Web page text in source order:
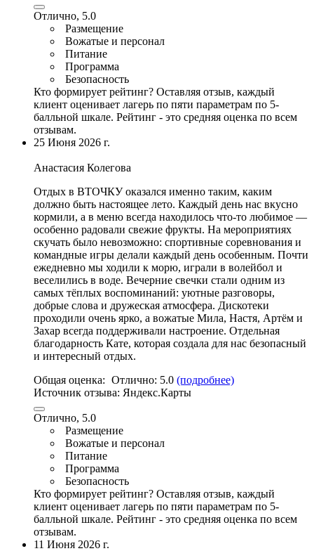
Отлично, 5.0
Размещение
Вожатые и персонал
Питание
Программа
Безопасность
Кто формирует рейтинг? Оставляя отзыв, каждый
клиент оценивает лагерь по пяти параметрам по 5-
балльной шкале. Рейтинг - это средняя оценка по всем
отзывам.
25 Июня 2026 г.
Анастасия Колегова
Отдых в ВТОЧКУ оказался именно таким, каким
должно быть настоящее лето. Каждый день нас вкусно
кормили, а в меню всегда находилось что-то любимое —
особенно радовали свежие фрукты. На мероприятиях
скучать было невозможно: спортивные соревнования и
командные игры делали каждый день особенным. Почти
ежедневно мы ходили к морю, играли в волейбол и
веселились в воде. Вечерние свечки стали одним из
самых тёплых воспоминаний: уютные разговоры,
добрые слова и дружеская атмосфера. Дискотеки
проходили очень ярко, а вожатые Мила, Настя, Артём и
Захар всегда поддерживали настроение. Отдельная
благодарность Кате, которая создала для нас безопасный
и интересный отдых.
Общая оценка: Отлично: 5.0 (подробнее)
Источник отзыва: Яндекс.Карты
Отлично, 5.0
Размещение
Вожатые и персонал
Питание
Программа
Безопасность
Кто формирует рейтинг? Оставляя отзыв, каждый
клиент оценивает лагерь по пяти параметрам по 5-
балльной шкале. Рейтинг - это средняя оценка по всем
отзывам.
11 Июня 2026 г.